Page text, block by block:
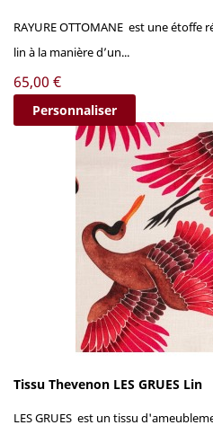
RAYURE OTTOMANE est une
lin à la manière d’un...
Prix
65,00 €
Personnaliser
Tissu Thevenon LES GRUES Lin
LES GRUES est un tissu